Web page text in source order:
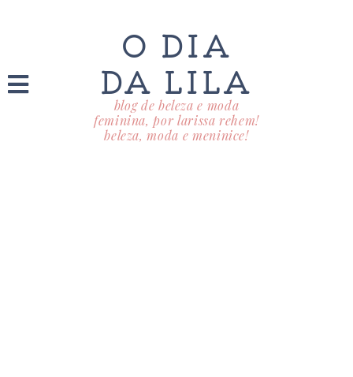
O DIA
DA LILA
blog de beleza e moda
feminina, por larissa rehem!
beleza, moda e meninice!